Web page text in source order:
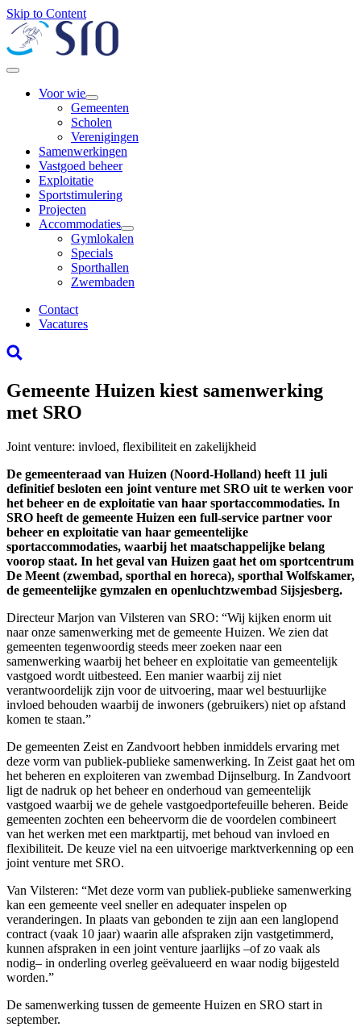
Skip to Content
Voor wie
Gemeenten
Scholen
Verenigingen
Samenwerkingen
Vastgoed beheer
Exploitatie
Sportstimulering
Projecten
Accommodaties
Gymlokalen
Specials
Sporthallen
Zwembaden
Contact
Vacatures
Gemeente Huizen kiest samenwerking
met SRO
Joint venture: invloed, flexibiliteit en zakelijkheid
De gemeenteraad van Huizen (Noord-Holland) heeft 11 juli
definitief besloten een joint venture met SRO uit te werken voor
het beheer en de exploitatie van haar sportaccommodaties. In
SRO heeft de gemeente Huizen een full-service partner voor
beheer en exploitatie van haar gemeentelijke
sportaccommodaties, waarbij het maatschappelijke belang
voorop staat. In het geval van Huizen gaat het om sportcentrum
De Meent (zwembad, sporthal en horeca), sporthal Wolfskamer,
de gemeentelijke gymzalen en openluchtzwembad Sijsjesberg.
Directeur Marjon van Vilsteren van SRO: “Wij kijken enorm uit
naar onze samenwerking met de gemeente Huizen. We zien dat
gemeenten tegenwoordig steeds meer zoeken naar een
samenwerking waarbij het beheer en exploitatie van gemeentelijk
vastgoed wordt uitbesteed. Een manier waarbij zij niet
verantwoordelijk zijn voor de uitvoering, maar wel bestuurlijke
invloed behouden waarbij de inwoners (gebruikers) niet op afstand
komen te staan.”
De gemeenten Zeist en Zandvoort hebben inmiddels ervaring met
deze vorm van publiek-publieke samenwerking. In Zeist gaat het om
het beheren en exploiteren van zwembad Dijnselburg. In Zandvoort
ligt de nadruk op het beheer en onderhoud van gemeentelijk
vastgoed waarbij we de gehele vastgoedportefeuille beheren. Beide
gemeenten zochten een beheervorm die de voordelen combineert
van het werken met een marktpartij, met behoud van invloed en
flexibiliteit. De keuze viel na een uitvoerige marktverkenning op een
joint venture met SRO.
Van Vilsteren: “Met deze vorm van publiek-publieke samenwerking
kan een gemeente veel sneller en adequater inspelen op
veranderingen. In plaats van gebonden te zijn aan een langlopend
contract (vaak 10 jaar) waarin alle afspraken zijn vastgetimmerd,
kunnen afspraken in een joint venture jaarlijks –of zo vaak als
nodig– in onderling overleg geëvalueerd en waar nodig bijgesteld
worden.”
De samenwerking tussen de gemeente Huizen en SRO start in
september.